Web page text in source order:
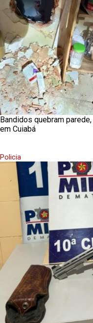
Bandidos quebram
em Cuiabá
Policia